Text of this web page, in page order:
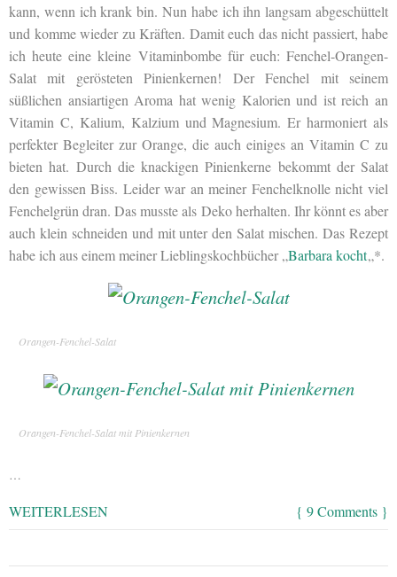
kann, wenn ich krank bin. Nun habe ich ihn langsam abgeschüttelt
und komme wieder zu Kräften. Damit euch das nicht passiert, habe
ich heute eine kleine Vitaminbombe für euch: Fenchel-Orangen-
Salat mit gerösteten Pinienkernen! Der Fenchel mit seinem
süßlichen ansiartigen Aroma hat wenig Kalorien und ist reich an
Vitamin C, Kalium, Kalzium und Magnesium. Er harmoniert als
perfekter Begleiter zur Orange, die auch einiges an Vitamin C zu
bieten hat. Durch die knackigen Pinienkerne bekommt der Salat
den gewissen Biss. Leider war an meiner Fenchelknolle nicht viel
Fenchelgrün dran. Das musste als Deko herhalten. Ihr könnt es aber
auch klein schneiden und mit unter den Salat mischen. Das Rezept
habe ich aus einem meiner Lieblingskochbücher „Barbara kocht„*.
Orangen-Fenchel-Salat
Orangen-Fenchel-Salat mit Pinienkernen
…
WEITERLESEN { 9 Comments }